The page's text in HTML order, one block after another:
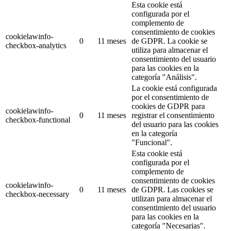
cookielawinfo-
checkbox-analytics
0 11 meses
Esta cookie está
configurada por el
complemento de
consentimiento de cookies
de GDPR. La cookie se
utiliza para almacenar el
consentimiento del usuario
para las cookies en la
categoría "Análisis".
cookielawinfo-
checkbox-functional
0 11 meses
La cookie está configurada
por el consentimiento de
cookies de GDPR para
registrar el consentimiento
del usuario para las cookies
en la categoría
"Funcional".
cookielawinfo-
checkbox-necessary
0 11 meses
Esta cookie está
configurada por el
complemento de
consentimiento de cookies
de GDPR. Las cookies se
utilizan para almacenar el
consentimiento del usuario
para las cookies en la
categoría "Necesarias".